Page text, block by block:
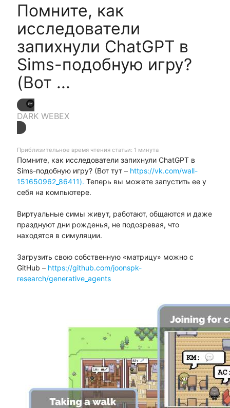
Помните, как
исследователи
запихнули ChatGPT в
Sims-подобную игру?
(Вот ...
DARK WEBEX
Приблизительное время чтения статьи: 1 минута
Помните, как исследователи запихнули ChatGPT в
Sims-подобную игру? (Вот тут – https://vk.com/wall-
151650962_86411). Теперь вы можете запустить ее у
себя на компьютере.
Виртуальные симы живут, работают, общаются и даже
празднуют дни рожденья, не подозревая, что
находятся в симуляции.
Загрузить свою собственную «матрицу» можно с
GitHub – https://github.com/joonspk-
research/generative_agents